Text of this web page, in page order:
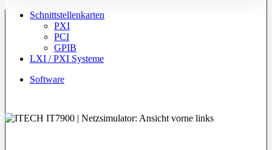
Schnittstellenkarten
PXI
PCI
GPIB
LXI / PXI Systeme
Software